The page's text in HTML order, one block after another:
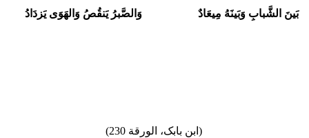
بَینَ الشَّبابِ وَبَینَهُ مِیعَادٌ وَالصَّبرُ یَنقُصُ وَالهَوَى یَزدَادُ
(ابن بابک، الورقة 230)